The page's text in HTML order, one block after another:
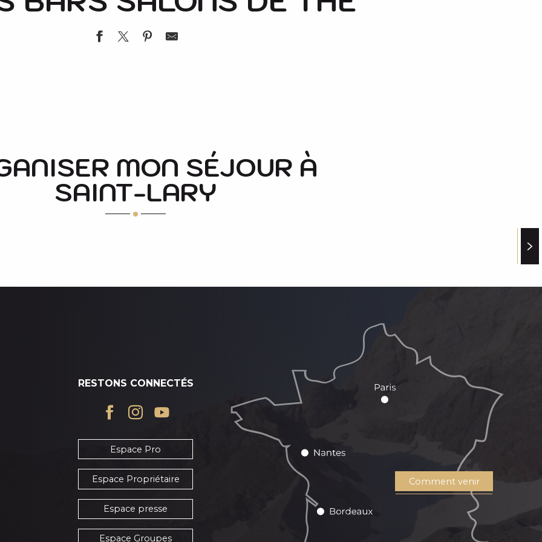
MON SÉJOUR À
SAINT-LARY
RESTONS CONNECTÉS
Espace Pro
Espace Propriétaire
Espace presse
Espace Groupes
Comment venir